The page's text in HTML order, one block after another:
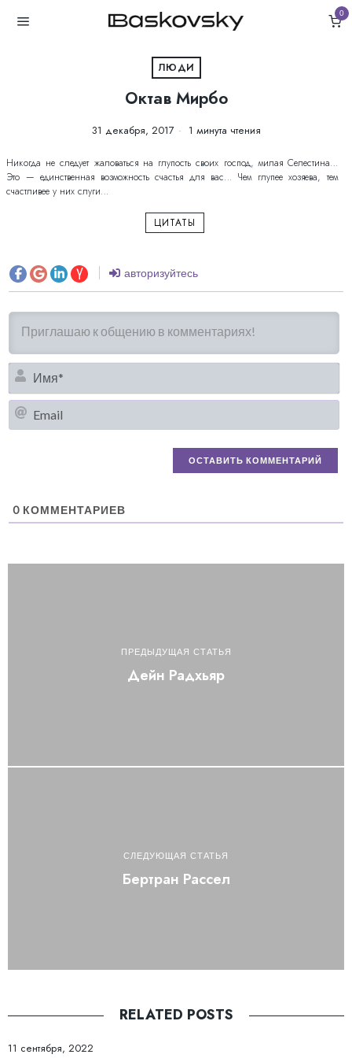
0
ЛЮДИ
Октав Мирбо
31 декабря, 2017 1 минута чтения
Никогда не следует жаловаться на глупость своих господ, милая Селестина…
Это — единственная возможность счастья для вас… Чем глупее хозяева, тем
счастливее у них слуги…
ЦИТАТЫ
авторизуйтесь
0 КОММЕНТАРИЕВ
ПРЕДЫДУЩАЯ СТАТЬЯ
Дейн Радхьяр
СЛЕДУЮЩАЯ СТАТЬЯ
Бертран Рассел
RELATED POSTS
11 сентября, 2022